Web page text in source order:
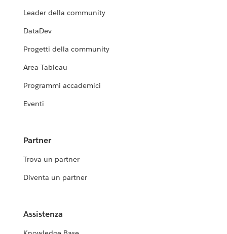
Leader della community
DataDev
Progetti della community
Area Tableau
Programmi accademici
Eventi
Partner
Trova un partner
Diventa un partner
Assistenza